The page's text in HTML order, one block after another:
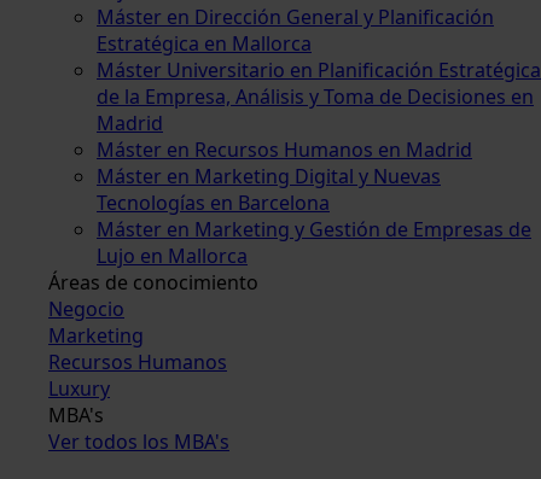
Máster en Dirección General y Planificación
Estratégica en Mallorca
Máster Universitario en Planificación Estratégica
de la Empresa, Análisis y Toma de Decisiones en
Madrid
Máster en Recursos Humanos en Madrid
Máster en Marketing Digital y Nuevas
Tecnologías en Barcelona
Máster en Marketing y Gestión de Empresas de
Lujo en Mallorca
Áreas de conocimiento
Negocio
Marketing
Recursos Humanos
Luxury
MBA's
Ver todos los MBA's